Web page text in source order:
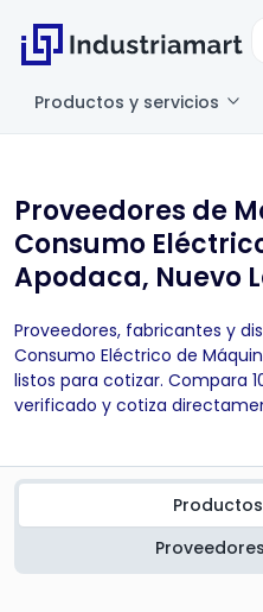
Productos y servicios
Proveedores de
Consumo
Apodaca, Nuevo
Proveedores, fabricantes y
Consumo Eléctrico de
listos para cotizar. Compara
verificado y cotiza